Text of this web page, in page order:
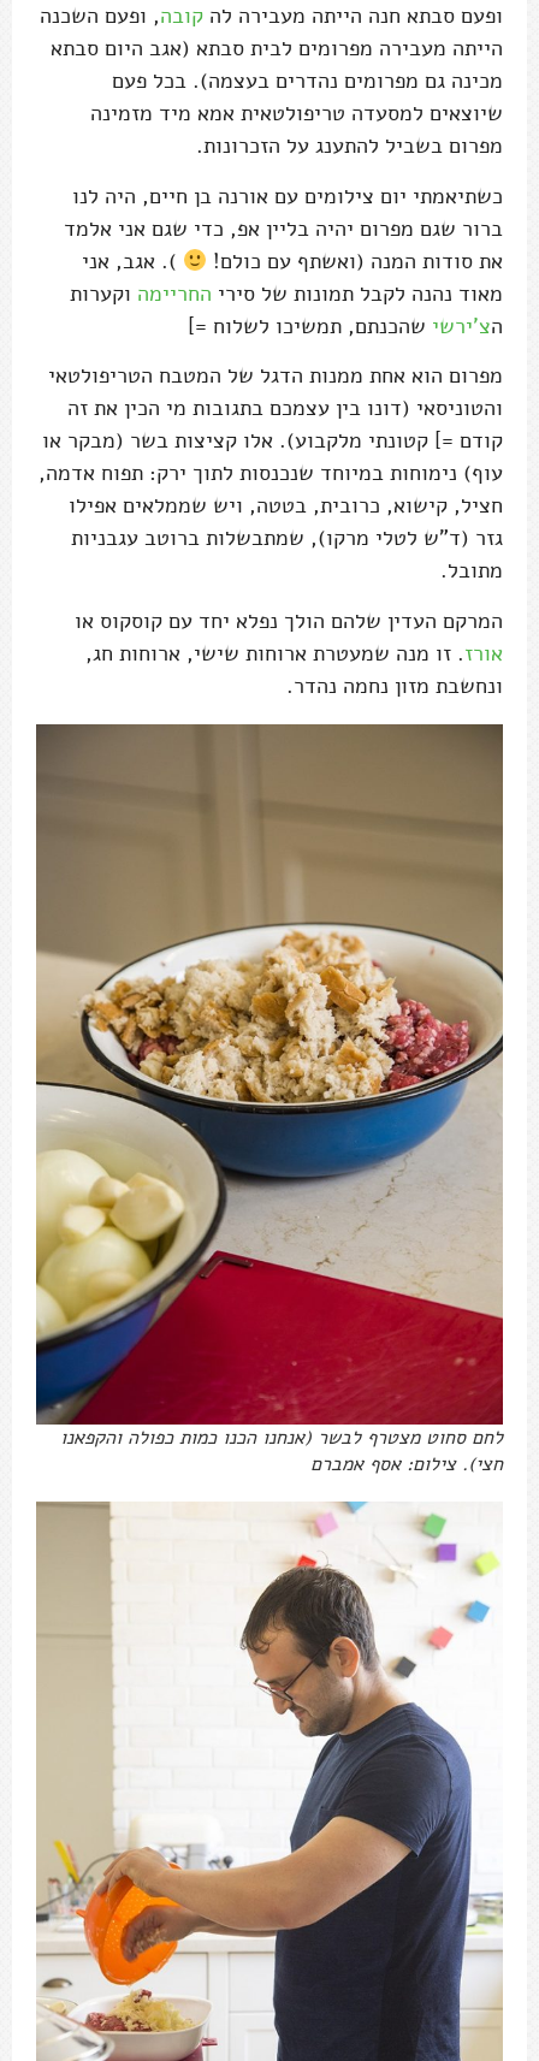
ופעם סבתא חנה הייתה מעבירה לה קובה, ופעם השכנה
הייתה מעבירה מפרומים לבית סבתא (אגב היום סבתא
מכינה גם מפרומים נהדרים בעצמה). בכל פעם
שיוצאים למסעדה טריפולטאית אמא מיד מזמינה
מפרום בשביל להתענג על הזכרונות.
כשתיאמתי יום צילומים עם אורנה בן חיים, היה לנו
ברור שגם מפרום יהיה בליין אפ, כדי שגם אני אלמד
את סודות המנה (ואשתף עם כולם!
). אגב, אני
מאוד נהנה לקבל תמונות של סירי החריימה וקערות
הצ'ירשי שהכנתם, תמשיכו לשלוח =]
מפרום הוא אחת ממנות הדגל של המטבח הטריפולטאי
והטוניסאי (דונו בין עצמכם בתגובות מי הכין את זה
קודם =] קטונתי מלקבוע). אלו קציצות בשר (מבקר או
עוף) נימוחות במיוחד שנכנסות לתוך ירק: תפוח אדמה,
חציל, קישוא, כרובית, בטטה, ויש שממלאים אפילו
גזר (ד"ש לטלי מרקו), שמתבשלות ברוטב עגבניות
מתובל.
המרקם העדין שלהם הולך נפלא יחד עם קוסקוס או
אורז. זו מנה שמעטרת ארוחות שישי, ארוחות חג,
ונחשבת מזון נחמה נהדר.
לחם סחוט מצטרף לבשר (אנחנו הכנו כמות כפולה והקפאנו
חצי). צילום: אסף אמברם